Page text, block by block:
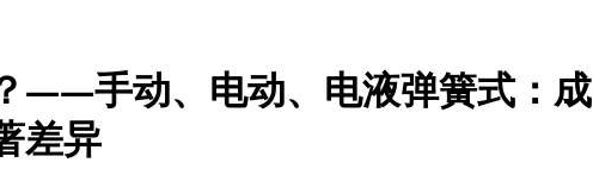
——手动、电动、电液弹簧式：成
差异